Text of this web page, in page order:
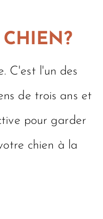
C'est l'un des
de trois ans et
pour garder
chien à la